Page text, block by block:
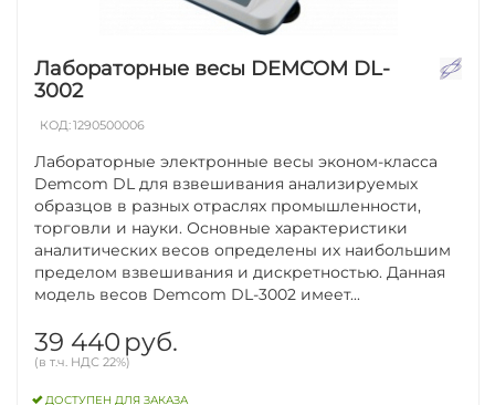
Лабораторные весы DEMCOM DL-
3002
КОД:1290500006
Лабораторные электронные весы эконом-класса
Demcom DL для взвешивания анализируемых
образцов в разных отраслях промышленности,
торговли и науки. Основные характеристики
аналитических весов определены их наибольшим
пределом взвешивания и дискретностью. Данная
модель весов Demcom DL-3002 имеет...
39 440 руб.
(в т.ч. НДС 22%)
ДОСТУПЕН ДЛЯ ЗАКАЗА